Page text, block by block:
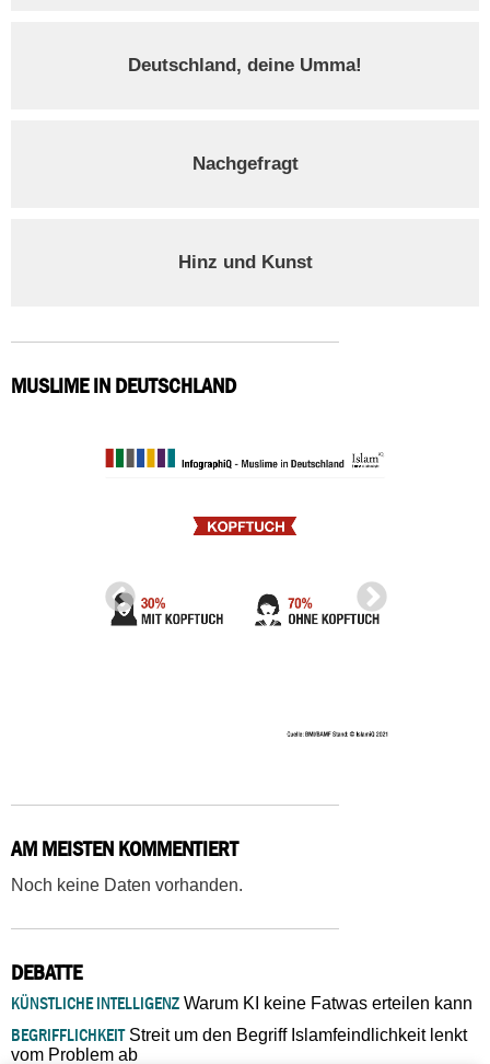
Deutschland, deine Umma!
Nachgefragt
Hinz und Kunst
MUSLIME IN DEUTSCHLAND
AM MEISTEN KOMMENTIERT
Noch keine Daten vorhanden.
DEBATTE
KÜNSTLICHE INTELLIGENZ Warum KI keine Fatwas erteilen kann
BEGRIFFLICHKEITStreit um den Begriff Islamfeindlichkeit lenkt
vom Problem ab